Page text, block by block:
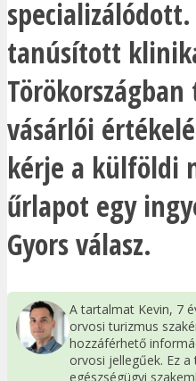
tanúsított
vásárlói
kérje a külföldi
űrlapot egy
Gyors válasz.
A tartalmat Kevin, 7
orvosi turizmus
hozzáférhető
orvosi jellegűek. Ez
egészségügyi